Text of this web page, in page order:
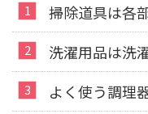
掃除道具は各
洗濯用品は洗
よく使う調理